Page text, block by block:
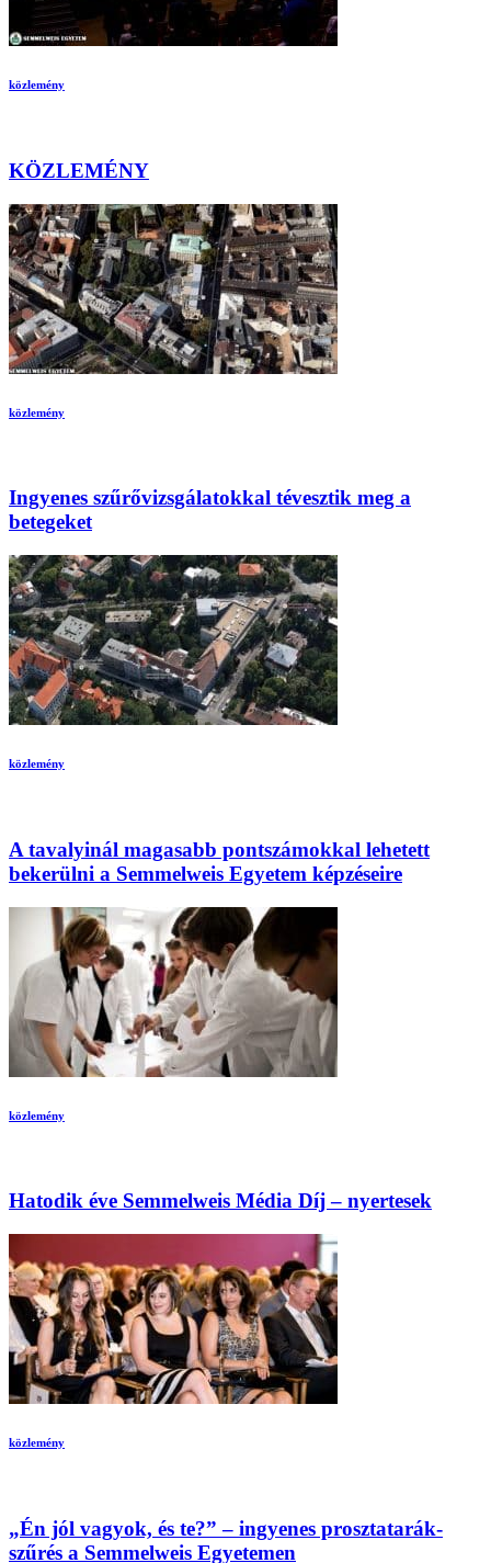
közlemény
KÖZLEMÉNY
közlemény
Ingyenes szűrővizsgálatokkal tévesztik meg a
betegeket
közlemény
A tavalyinál magasabb pontszámokkal lehetett
bekerülni a Semmelweis Egyetem képzéseire
közlemény
Hatodik éve Semmelweis Média Díj – nyertesek
közlemény
„Én jól vagyok, és te?” – ingyenes prosztatarák-
szűrés a Semmelweis Egyetemen